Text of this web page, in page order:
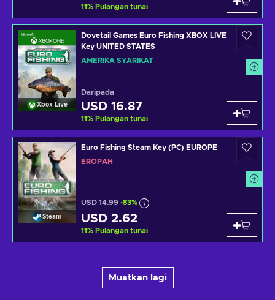
11% Pulangan tunai
Xbox Live
Dovetail Games Euro Fishing XBOX LIVE
Key UNITED STATES
AMERIKA SYARIKAT
Daripada
USD 16.87
11% Pulangan tunai
Steam
Euro Fishing Steam Key (PC) EUROPE
EROPAH
USD 14.99 -83%
USD 2.62
11% Pulangan tunai
Muatkan lagi